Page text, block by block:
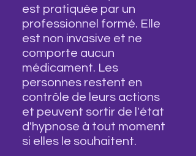
est pratiquée par un
professionnel formé. Elle
est non invasive et ne
comporte aucun
médicament. Les
personnes restent en
contrôle de leurs actions
et peuvent sortir de l'état
d'hypnose à tout moment
si elles le souhaitent.